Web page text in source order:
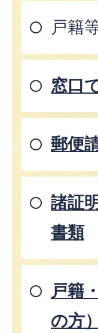
戸籍
窓口
郵便
諸証
書類
戸籍
の方）